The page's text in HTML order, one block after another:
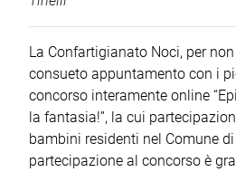
La Confartigianato Noci, per
consueto appuntamento con i
concorso interamente online
la fantasia!”, la cui
bambini residenti nel Comune
partecipazione al concorso è